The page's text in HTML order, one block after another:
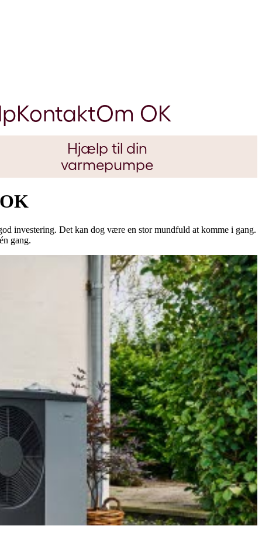
KontaktOm OK
Hjælp til din
varmepumpe
investering. Det kan dog være en stor mundfuld at komme i gang.
gang.